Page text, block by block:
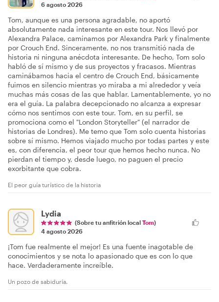
6 agosto 2026
Tom, aunque es una persona agradable, no aportó
absolutamente nada interesante en este tour. Nos llevó por
Alexandra Palace, caminamos por Alexandra Park y finalmente
por Crouch End. Sinceramente, no nos transmitió nada de
historia ni ninguna anécdota interesante. De hecho, Tom solo
habló de sí mismo y de sus proyectos y fracasos. Mientras
caminábamos hacia el centro de Crouch End, básicamente
fuimos en silencio mientras yo miraba a mi alrededor y veía
muchas más cosas de las que hablar. Lamentablemente, yo no
era el guía. La palabra decepcionado no alcanza a expresar
cómo nos sentimos con este tour. Tom, en su perfil, se
promociona como el "London Storyteller" (el narrador de
historias de Londres). Me temo que Tom solo cuenta historias
sobre sí mismo. Hemos viajado mucho por todas partes y este
es, con diferencia, el peor tour que hemos hecho nunca. No
pierdan el tiempo y, desde luego, no paguen el precio
exorbitante que cobra.
El peor guía turístico de la historia
Lydia
(Sobre tu anfitrión local Tom)
4 agosto 2026
¡Tom fue realmente el mejor! Es una fuente inagotable de
conocimientos y se nota lo apasionado que es con lo que
hace. Verdaderamente increíble.
Un pozo de sabiduría.